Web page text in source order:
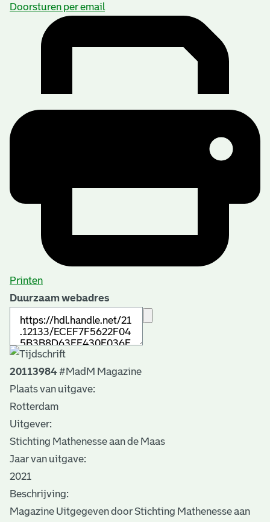
Doorsturen per email
Printen
Duurzaam webadres
20113984#MadM Magazine
Plaats van uitgave:
Rotterdam
Uitgever:
Stichting Mathenesse aan de Maas
Jaar van uitgave:
2021
Beschrijving:
Magazine Uitgegeven door Stichting Mathenesse aan